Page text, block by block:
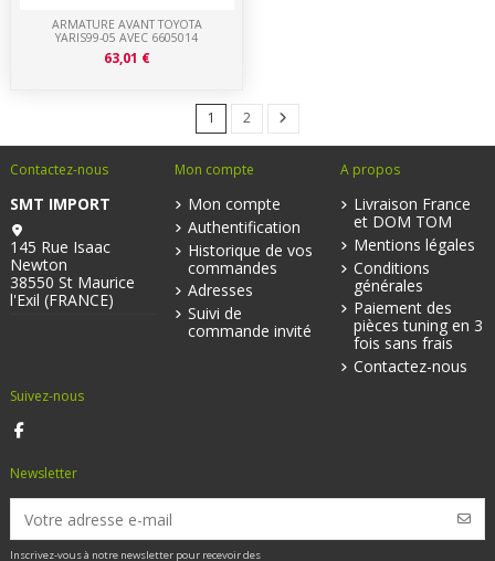
ARMATURE AVANT TOYOTA
YARIS99-05 AVEC 6605014
63,01 €
1 2
Contactez-nous
SMT IMPORT
145 Rue Isaac
Newton
38550 St Maurice
l'Exil (FRANCE)
Mon compte
Mon compte
Authentification
Historique de vos
commandes
Adresses
Suivi de
commande invité
A propos
Livraison France
et DOM TOM
Mentions légales
Conditions
générales
Paiement des
pièces tuning en 3
fois sans frais
Contactez-nous
Suivez-nous
Newsletter
Inscrivez-vous à notre newsletter pour recevoir des